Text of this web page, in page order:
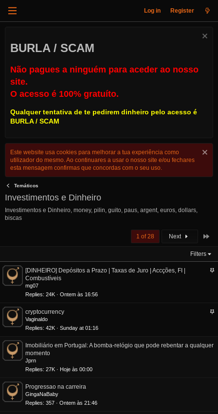
Log in Register
BURLA / SCAM
Não pagues a ninguém para aceder ao nosso
site.
O acesso é 100% gratuíto.
Qualquer tentativa de te pedirem dinheiro pelo acesso é
BURLA / SCAM
Este website usa cookies para melhorar a tua experiência como
utilizador do mesmo. Ao continuares a usar o nosso site e/ou fechares
esta mensagem confirmas que concordas com o seu uso.
Temáticos
Investimentos e Dinheiro
Investimentos e Dinheiro, money, pilin, guito, paus, argent, euros, dollars,
biscas
1 of 28 Next
Filters
S
y
[DINHEIRO] Depósitos a Prazo | Taxas de Juro | Accções, FI |
Combustíveis
mg07
Replies 24K Ontem às 16:56
S
cryptocurrency
Vaginaldo
Replies 42K Sunday at 01:16
Imobiliário em Portugal: A bomba-relógio que pode rebentar a qualquer
momento
Jprn
Replies 27K Hoje às 00:00
Progressao na carreira
GingaNaBaby
Replies 357 Ontem às 21:46